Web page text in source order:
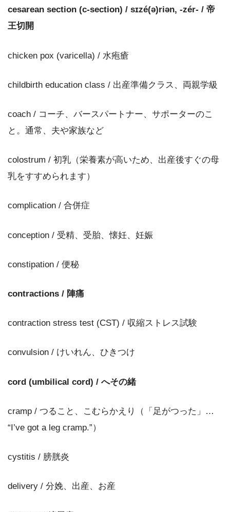
cesarean section (c-section) / sɪzé(ə)riən, ‐zér‐ / 帝
王切開
chicken pox (varicella) / 水疱瘡
childbirth education class / 出産準備クラス、両親学級
coach / コーチ、バースパートナー、サポーターのこ
と。通常、夫や家族など
colostrum / 初乳（栄養素が高いため、出産後すぐの母
乳をすすめられます）
complication / 合併症
conception / 受精、受胎、懐妊、妊娠
constipation / 便秘
contractions / 陣痛
contraction stress test (CST) / 収縮ストレス試験
convulsion / けいれん、ひきつけ
cord (umbilical cord) / へその緒
cramp / つること、こむらかえり（「足がつった」…
“I’ve got a leg cramp.”）
cystitis / 膀胱炎
delivery / 分娩、出産、お産